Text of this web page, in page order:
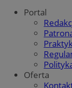
Portal
Oferta